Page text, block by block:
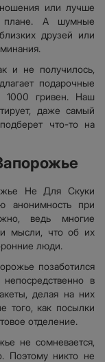
или лучше
плане. А шумные
друзей или
и не получилось,
подарочные
1000 гривен. Наш
даже самый
что-то на
Не Для Скуки
анонимность при
ведь многие
мысли, что об их
люди.
позаботился
в
делая на них
того, как посылки
отделение.
не сомневается,
Поэтому никто не